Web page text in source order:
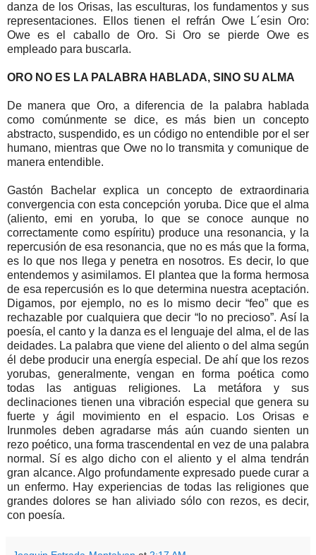
danza de los Orisas, las esculturas, los fundamentos y sus
representaciones. Ellos tienen el refrán Owe L´esin Oro:
Owe es el caballo de Oro. Si Oro se pierde Owe es
empleado para buscarla.
ORO NO ES LA PALABRA HABLADA, SINO SU ALMA
De manera que Oro, a diferencia de la palabra hablada
como comúnmente se dice, es más bien un concepto
abstracto, suspendido, es un código no entendible por el ser
humano, mientras que Owe no lo transmita y comunique de
manera entendible.
Gastón Bachelar explica un concepto de extraordinaria
convergencia con esta concepción yoruba. Dice que el alma
(aliento, emi en yoruba, lo que se conoce aunque no
correctamente como espíritu) produce una resonancia, y la
repercusión de esa resonancia, que no es más que la forma,
es lo que nos llega y penetra en nosotros. Es decir, lo que
entendemos y asimilamos. El plantea que la forma hermosa
de esa repercusión es lo que determina nuestra aceptación.
Digamos, por ejemplo, no es lo mismo decir “feo” que es
rechazable por cualquiera que decir “lo no precioso”. Así la
poesía, el canto y la danza es el lenguaje del alma, el de las
deidades. La palabra que viene del aliento o del alma según
él debe producir una energía especial. De ahí que los rezos
yorubas, generalmente, vengan en forma poética como
todas las antiguas religiones. La metáfora y sus
declinaciones tienen una vibración especial que genera su
fuerte y ágil movimiento en el espacio. Los Orisas e
Irunmoles deben agradarse más aún cuando sienten un
rezo poético, una forma trascendental en vez de una palabra
normal. Sí es algo dicho con el aliento y el alma tendrán
gran alcance. Algo profundamente expresado puede curar a
un enfermo. Hay experiencias de todas las religiones que
grandes dolores se han aliviado sólo con rezos, es decir,
con poesía.